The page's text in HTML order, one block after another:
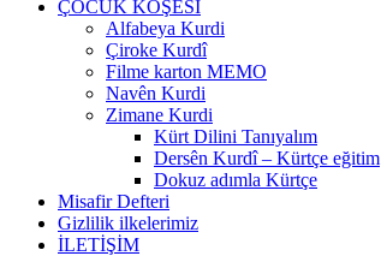
ÇOCUK KÖŞESİ
Alfabeya Kurdi
Çiroke Kurdî
Filme karton MEMO
Navên Kurdi
Zimane Kurdi
Kürt Dilini Tanıyalım
Dersên Kurdî – Kürtçe eğitim
Dokuz adımla Kürtçe
Misafir Defteri
Gizlilik ilkelerimiz
İLETİŞİM